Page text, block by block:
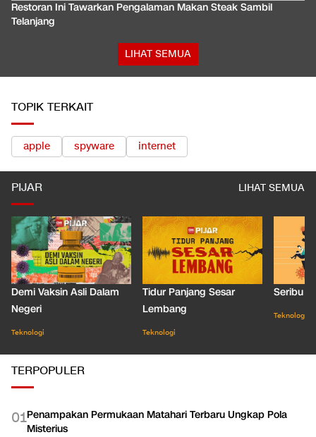
Restoran Ini Tawarkan Pengalaman Makan Steak Sambil
Telanjang
LIHAT SEMUA
TOPIK TERKAIT
apple spyware internet
PIJAR LIHAT SEMUA
Demi Vaksin Asli Dalam
Negeri
Teknologi
Tidur Panjang Sesar
Lembang
Teknologi
Seribu
Teknologi
TERPOPULER
01Penampakan Permukaan Matahari Terbaru Ungkap Pola
Misterius